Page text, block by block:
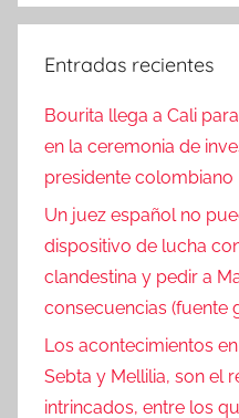
Entradas recientes
Bourita llega a Cali
en la ceremonia de
presidente colombiano
Un juez español no
dispositivo de lucha
clandestina y pedir a
consecuencias (fuente
Los acontecimientos
Sebta y Mellilia, son el
intrincados, entre los